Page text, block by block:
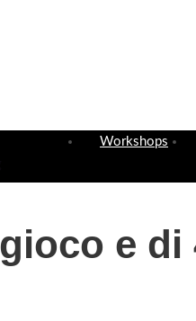
Workshops
e